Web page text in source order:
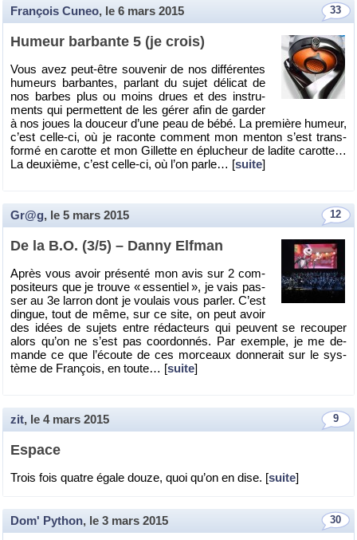
33
François Cuneo, le 6 mars 2015
Hu­meur bar­bante 5 (je crois)
Vous avez peut-être sou­ve­nir de nos dif­fé­rentes
hu­meurs bar­bantes, par­lant du sujet dé­li­cat de
nos barbes plus ou moins drues et des ins­tru­
ments qui per­mettent de les gérer afin de gar­der
à nos joues la dou­ceur d’une peau de bébé. La pre­mière hu­meur,
c’est celle-ci, où je ra­conte com­ment mon men­ton s’est trans­
formé en ca­rotte et mon Gil­lette en éplu­cheur de la­dite ca­rotte…
La deuxième, c’est celle-ci, où l’on parle… [suite]
12
Gr@g, le 5 mars 2015
De la B.O. (3/5) – Danny Elf­man
Après vous avoir pré­senté mon avis sur 2 com­
po­si­teurs que je trouve « es­sen­tiel », je vais pas­
ser au 3e lar­ron dont je vou­lais vous par­ler. C’est
dingue, tout de même, sur ce site, on peut avoir
des idées de su­jets entre ré­dac­teurs qui peuvent se re­cou­per
alors qu’on ne s’est pas co­or­don­nés. Par exemple, je me de­
mande ce que l’écoute de ces mor­ceaux don­ne­rait sur le sys­
tème de Fran­çois, en toute… [suite]
9
zit, le 4 mars 2015
Es­pace
Trois fois quatre égale douze, quoi qu’on en dise. [suite]
30
Dom' Python, le 3 mars 2015